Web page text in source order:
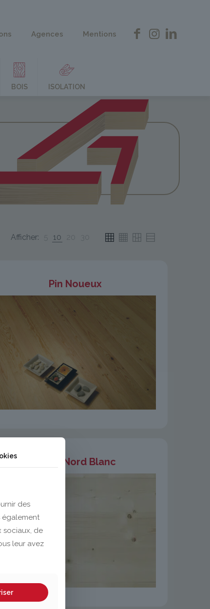
Agences Mentions
BOIS ISOLATION
Afficher: 10
Pin Noueux
Sapin Nord Blanc
des
également
sociaux, de
leur avez